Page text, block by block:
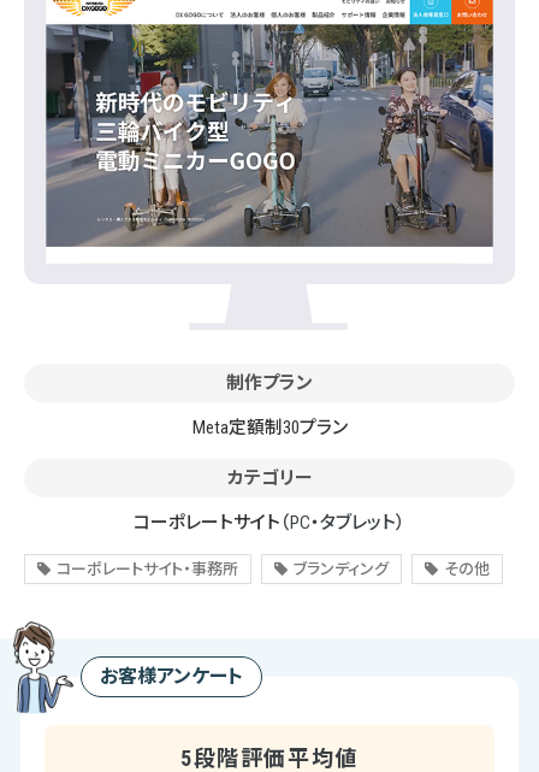
制作プラン
Meta定額制30プラン
カテゴリー
コーポレートサイト （PC・タブレット）
コーポレートサイト・事務所 ブランディング その他
お客様アンケート
5段階評価平均値